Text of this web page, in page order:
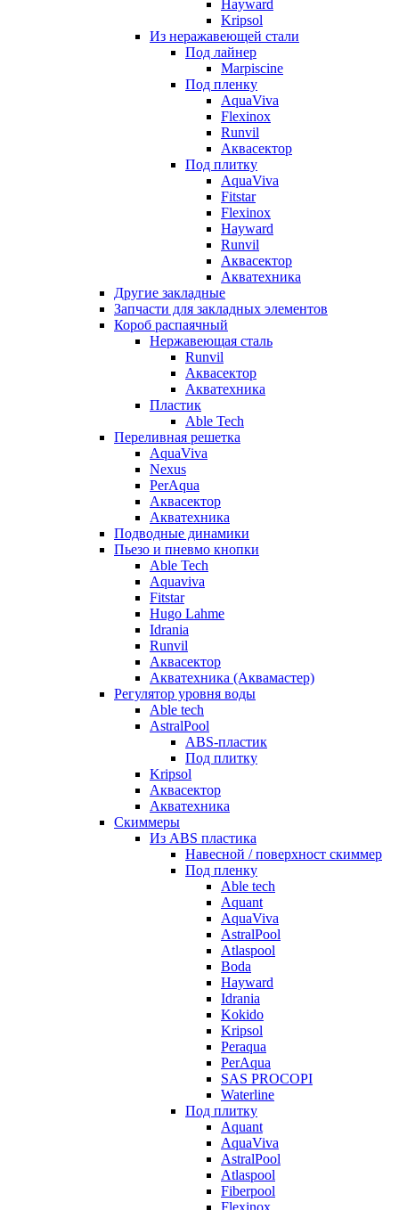
Hayward
Kripsol
Из неражавеющей стали
Под лайнер
Marpiscine
Под пленку
AquaViva
Flexinox
Runvil
Аквасектор
Под плитку
AquaViva
Fitstar
Flexinox
Hayward
Runvil
Аквасектор
Акватехника
Другие закладные
Запчасти для закладных элементов
Короб распаячный
Нержавеющая сталь
Runvil
Аквасектор
Акватехника
Пластик
Able Tech
Переливная решетка
AquaViva
Nexus
PerAqua
Аквасектор
Акватехника
Подводные динамики
Пьезо и пневмо кнопки
Able Tech
Aquaviva
Fitstar
Hugo Lahme
Idrania
Runvil
Аквасектор
Акватехника (Аквамастер)
Регулятор уровня воды
Able tech
AstralPool
ABS-пластик
Под плитку
Kripsol
Аквасектор
Акватехника
Скиммеры
Из ABS пластика
Навесной / поверхност скиммер
Под пленку
Able tech
Aquant
AquaViva
AstralPool
Atlaspool
Boda
Hayward
Idrania
Kokido
Kripsol
Peraqua
PerAqua
SAS PROCOPI
Waterline
Под плитку
Aquant
AquaViva
AstralPool
Atlaspool
Fiberpool
Flexinox